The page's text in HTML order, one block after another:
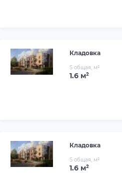
Кладовка
S общая, м²
1.6 м²
Кладовка
S общая, м²
1.6 м²